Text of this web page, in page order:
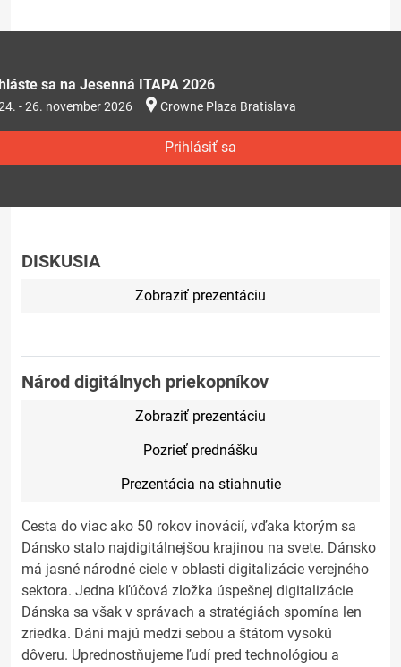
sa na Jesenná ITAPA 2026
- 26. november 2026 Crowne Plaza Bratislava
Prihlásiť sa
DISKUSIA
Zobraziť prezentáciu
Národ digitálnych priekopníkov
Zobraziť prezentáciu
Pozrieť prednášku
Prezentácia na stiahnutie
Cesta do viac ako 50 rokov inovácií, vďaka ktorým sa
Dánsko stalo najdigitálnejšou krajinou na svete. Dánsko
má jasné národné ciele v oblasti digitalizácie verejného
sektora. Jedna kľúčová zložka úspešnej digitalizácie
Dánska sa však v správach a stratégiách spomína len
zriedka. Dáni majú medzi sebou a štátom vysokú
dôveru. Uprednostňujeme ľudí pred technológiou a